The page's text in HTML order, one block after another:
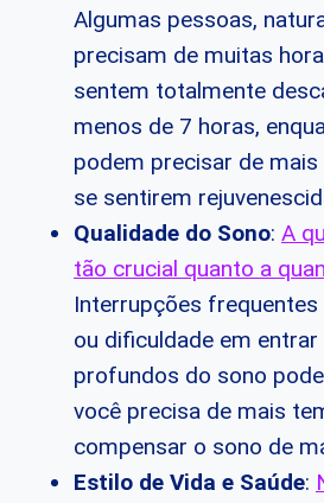
Algumas pessoas,
precisam de muitas
sentem totalmente
menos de 7 horas,
podem precisar de
se sentirem
Qualidade do Sono: A
tão crucial quanto a
Interrupções
ou dificuldade em
profundos do sono
você precisa de mais
compensar o sono de
Estilo de Vida e Saúde: